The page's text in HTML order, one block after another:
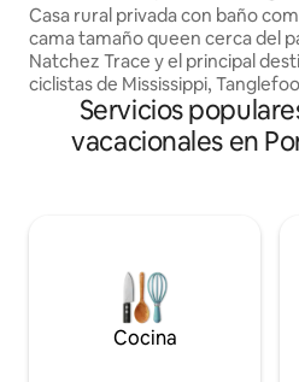
Casa rural privada con baño
cama tamaño queen cerca del
Natchez Trace y el principal
ciclistas de Mississippi,
Perfecta para ocupación
de nacimiento A 35 millas de la
Doughboys por 13,00 dólares. Entrega a
domicilio por la mañana. Lugares de
interés local: Gran restaurante
mexicano a 2 millas Walmart a 3
Servicios
vacacionales en
Cocina